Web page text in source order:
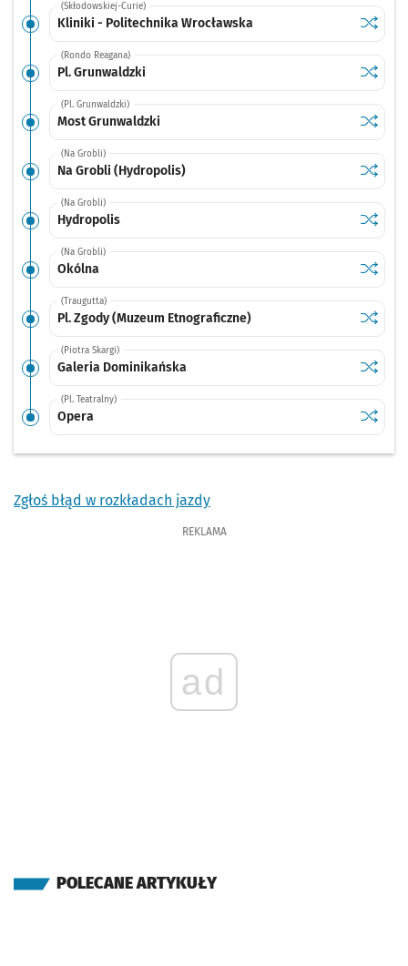
(Skłodowskiej-Curie)
Kliniki - Politechnika Wrocławska
(Rondo Reagana)
Pl. Grunwaldzki
(Pl. Grunwaldzki)
Most Grunwaldzki
(Na Grobli)
Na Grobli (Hydropolis)
(Na Grobli)
Hydropolis
(Na Grobli)
Okólna
(Traugutta)
Pl. Zgody (Muzeum Etnograficzne)
(Piotra Skargi)
Galeria Dominikańska
(Pl. Teatralny)
Opera
Zgłoś błąd w rozkładach jazdy
REKLAMA
ad
POLECANE ARTYKUŁY